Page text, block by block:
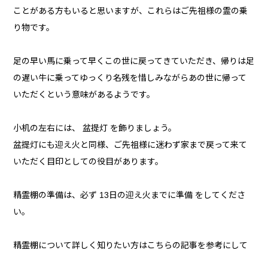
ことがある方もいると思いますが、これらはご先祖様の霊の乗
り物です。
足の早い馬に乗って早くこの世に戻ってきていただき、帰りは足
の遅い牛に乗ってゆっくり名残を惜しみながらあの世に帰って
いただくという意味があるようです。
小机の左右には、 盆提灯 を飾りましょう。
盆提灯にも迎え火と同様、ご先祖様に迷わず家まで戻って来て
いただく目印としての役目があります。
精霊棚の準備は、必ず 13日の迎え火までに準備 をしてくださ
い。
精霊棚について詳しく知りたい方はこちらの記事を参考にして